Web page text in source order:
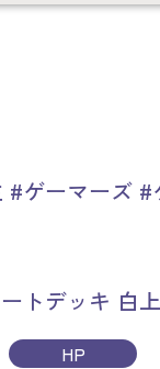
#ゲーマーズ #
トデッキ 白
HP